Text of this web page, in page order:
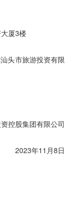
厦3楼
头市旅游投资有限
控股集团有限公司
2023年11月8日